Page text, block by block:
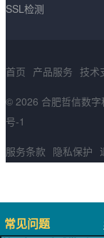
常见问题
SSL检测
首页 产品服务 技术
© 2026 合肥哲信数
号-1
服务条款 隐私保护